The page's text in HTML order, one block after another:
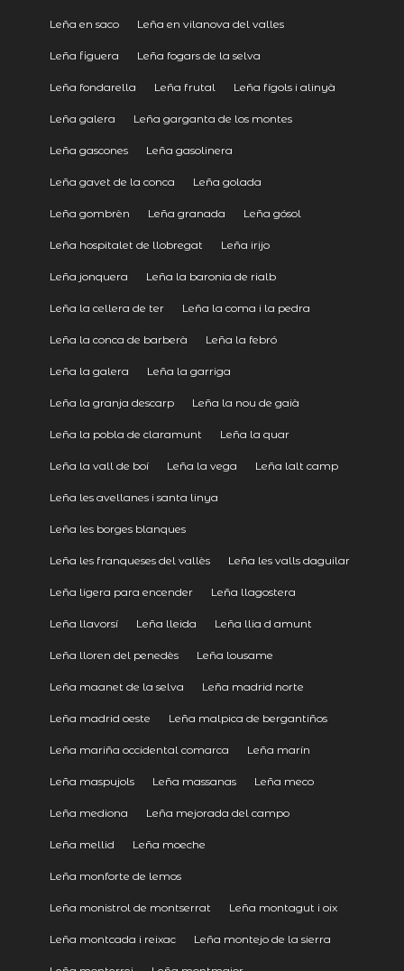
Leña en saco Leña en vilanova del valles
Leña figuera Leña fogars de la selva
Leña fondarella Leña frutal Leña fígols i alinyà
Leña galera Leña garganta de los montes
Leña gascones Leña gasolinera
Leña gavet de la conca Leña golada
Leña gombrèn Leña granada Leña gósol
Leña hospitalet de llobregat Leña irijo
Leña jonquera Leña la baronia de rialb
Leña la cellera de ter Leña la coma i la pedra
Leña la conca de barberà Leña la febró
Leña la galera Leña la garriga
Leña la granja descarp Leña la nou de gaià
Leña la pobla de claramunt Leña la quar
Leña la vall de boí Leña la vega Leña lalt camp
Leña les avellanes i santa linya
Leña les borges blanques
Leña les franqueses del vallès Leña les valls daguilar
Leña ligera para encender Leña llagostera
Leña llavorsí Leña lleida Leña llia d amunt
Leña lloren del penedès Leña lousame
Leña maanet de la selva Leña madrid norte
Leña madrid oeste Leña malpica de bergantiños
Leña mariña occidental comarca Leña marín
Leña maspujols Leña massanas Leña meco
Leña mediona Leña mejorada del campo
Leña mellid Leña moeche
Leña monforte de lemos
Leña monistrol de montserrat Leña montagut i oix
Leña montcada i reixac Leña montejo de la sierra